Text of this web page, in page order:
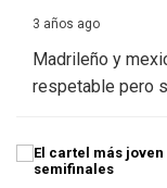
3 años ago
Madrileño y
respetable pero